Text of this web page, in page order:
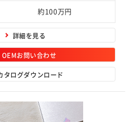
約100万円
詳細を見る
OEMお問い合わせ
タログダウンロード